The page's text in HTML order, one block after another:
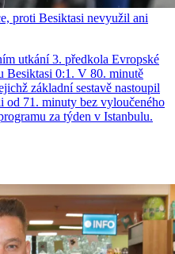
proti Besiktasi nevyužil ani
utkání 3. předkola Evropské
Besiktasi 0:1. V 80. minutě
základní sestavě nastoupil
71. minuty bez vyloučeného
za týden v Istanbulu.